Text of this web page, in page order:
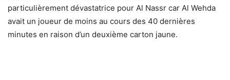
particulièrement dévastatrice pour Al Nassr car Al Wehda
avait un joueur de moins au cours des 40 dernières
minutes en raison d’un deuxième carton jaune.